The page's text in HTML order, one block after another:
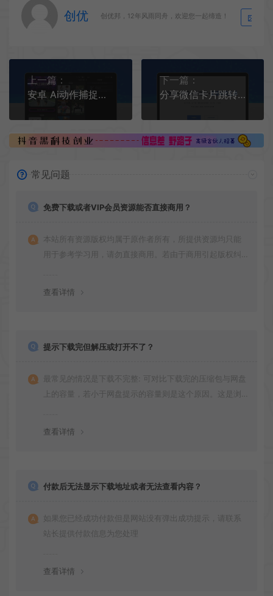
创优 创优邦，12年风雨同舟，欢迎您一起缔造！
上一篇：
安卓 Ai动作捕捉替换原视频人物【打开登录即用】
下一篇：
分享微信卡片跳转教程，不违规不封号技术，冷门信息差生意
常见问题
免费下载或者VIP会员资源能否直接商用？
本站所有资源版权均属于原作者所有，所提供资源均只能
用于参考学习用，请勿直接商用。若由于商用引起版权纠
查看详情
提示下载完但解压或打开不了？
最常见的情况是下载不完整: 可对比下载完的压缩包与网盘
上的容量，若小于网盘提示的容量则是这个原因。这是浏
查看详情
付款后无法显示下载地址或者无法查看内容？
如果您已经成功付款但是网站没有弹出成功提示，请联系
站长提供付款信息为您处理
查看详情